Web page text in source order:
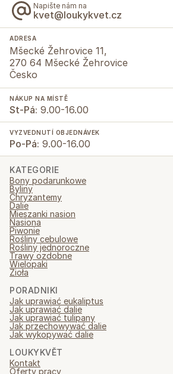
Napište nám na
kvet@loukykvet.cz
ADRESA
Mšecké Žehrovice 11,
270 64 Mšecké Žehrovice
Česko
NÁKUP NA MÍSTĚ
St-Pá: 9.00-16.00
VYZVEDNUTÍ OBJEDNÁVEK
Po-Pá: 9.00-16.00
KATEGORIE
Bony podarunkowe
Byliny
Chryzantemy
Dalie
Mieszanki nasion
Nasiona
Piwonie
Rośliny cebulowe
Rośliny jednoroczne
Trawy ozdobne
Wielopaki
Zioła
PORADNIKI
Jak uprawiać eukaliptus
Jak uprawiać dalie
Jak uprawiać tulipany
Jak przechowywać dalie
Jak wykopywać dalie
LOUKYKVĚT
Kontakt
Oferty pracy